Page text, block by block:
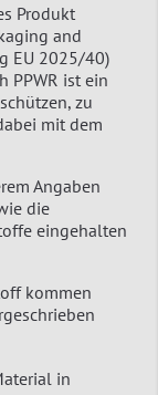
Produkt
and
EU 2025/40)
PPWR ist ein
zu
mit dem
Angaben
die
eingehalten
kommen
in